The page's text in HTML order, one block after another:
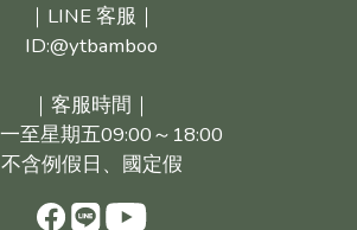
｜LINE 客服｜
ID:@ytbamboo
｜客服時間｜
至星期五09:00～18:00
不含例假日、國定假